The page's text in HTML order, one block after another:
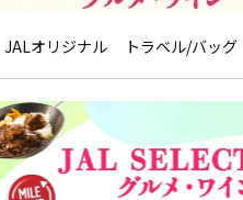
JALオリジナル トラベル/バッグ